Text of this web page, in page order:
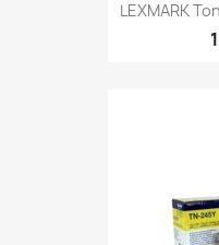
LEXMARK